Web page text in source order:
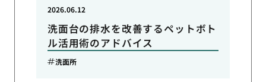
洗面台の排水を改善するペットボト
ル活用術のアドバイス
2026.06.12
洗面所